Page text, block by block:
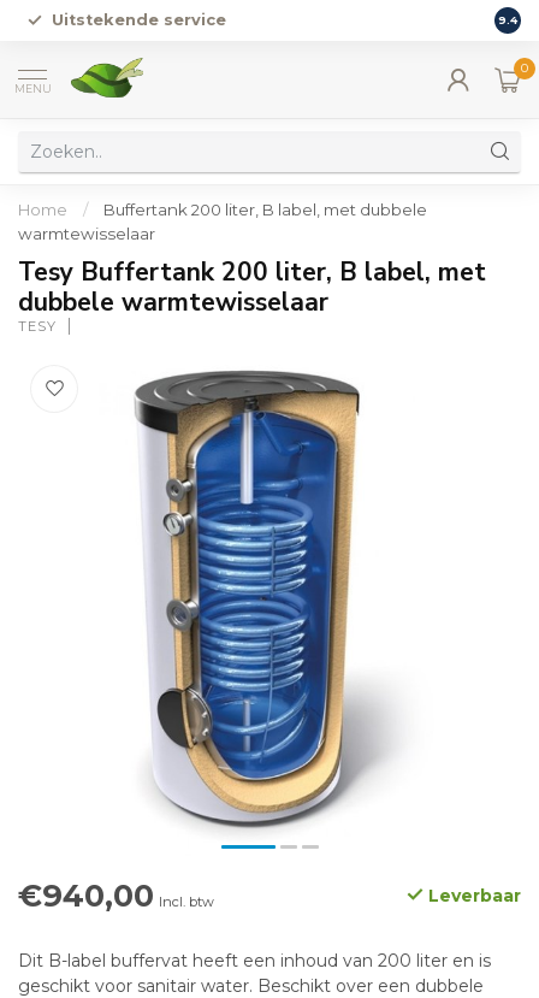
Uitstekende service 9.4
MENU
0
Home /
Buffertank 200 liter, B label, met dubbele
warmtewisselaar
Tesy Buffertank 200 liter, B label, met
dubbele warmtewisselaar
TESY
€940,00 Incl. btw Leverbaar
Dit B-label buffervat heeft een inhoud van 200 liter en is
geschikt voor sanitair water. Beschikt over een dubbele